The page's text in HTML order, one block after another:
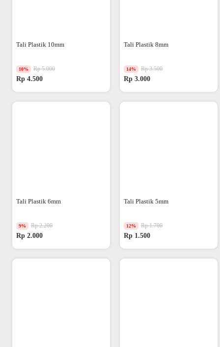
Tali Plastik 10mm
10% Rp 5.000
Rp 4.500
Tali Plastik 8mm
14% Rp 3.500
Rp 3.000
Tali Plastik 6mm
9% Rp 2.200
Rp 2.000
Tali Plastik 5mm
12% Rp 1.700
Rp 1.500